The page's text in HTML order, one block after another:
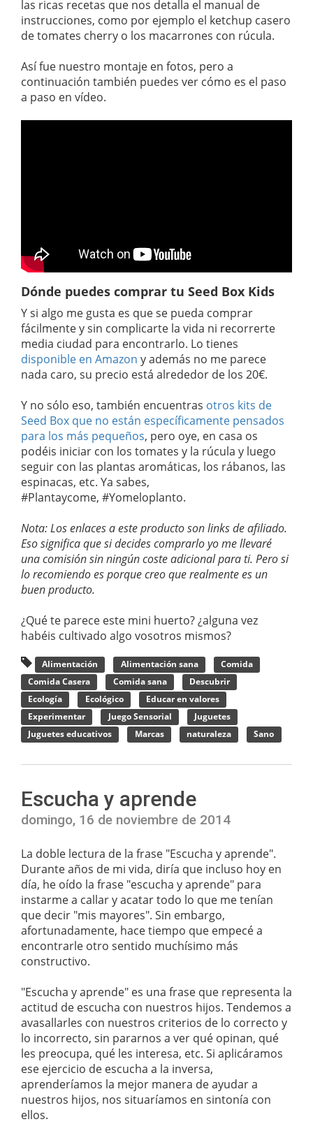
las ricas recetas que nos detalla el manual de
instrucciones, como por ejemplo el ketchup casero
de tomates cherry o los macarrones con rúcula.
Así fue nuestro montaje en fotos, pero a
continuación también puedes ver cómo es el paso
a paso en vídeo.
Dónde puedes comprar tu Seed Box Kids
Y si algo me gusta es que se pueda comprar
fácilmente y sin complicarte la vida ni recorrerte
media ciudad para encontrarlo. Lo tienes
disponible en Amazon y además no me parece
nada caro, su precio está alrededor de los 20€.
Y no sólo eso, también encuentras otros kits de
Seed Box que no están específicamente pensados
para los más pequeños, pero oye, en casa os
podéis iniciar con los tomates y la rúcula y luego
seguir con las plantas aromáticas, los rábanos, las
espinacas, etc. Ya sabes,
#Plantaycome, #Yomeloplanto.
Nota: Los enlaces a este producto son links de afiliado.
Eso significa que si decides comprarlo yo me llevaré
una comisión sin ningún coste adicional para ti. Pero si
lo recomiendo es porque creo que realmente es un
buen producto.
¿Qué te parece este mini huerto? ¿alguna vez
habéis cultivado algo vosotros mismos?
Alimentación Alimentación sana
Comida
Comida Casera
Comida sana
Descubrir
Ecología
Ecológico
Educar en valores
Experimentar
Juego Sensorial
Juguetes
Juguetes educativos
Marcas naturaleza Sano
Escucha y aprende
domingo, 16 de noviembre de 2014
La doble lectura de la frase "Escucha y aprende".
Durante años de mi vida, diría que incluso hoy en
día, he oído la frase "escucha y aprende" para
instarme a callar y acatar todo lo que me tenían
que decir "mis mayores". Sin embargo,
afortunadamente, hace tiempo que empecé a
encontrarle otro sentido muchísimo más
constructivo.
"Escucha y aprende" es una frase que representa la
actitud de escucha con nuestros hijos. Tendemos a
avasallarles con nuestros criterios de lo correcto y
lo incorrecto, sin pararnos a ver qué opinan, qué
les preocupa, qué les interesa, etc. Si aplicáramos
ese ejercicio de escucha a la inversa,
aprenderíamos la mejor manera de ayudar a
nuestros hijos, nos situaríamos en sintonía con
ellos.